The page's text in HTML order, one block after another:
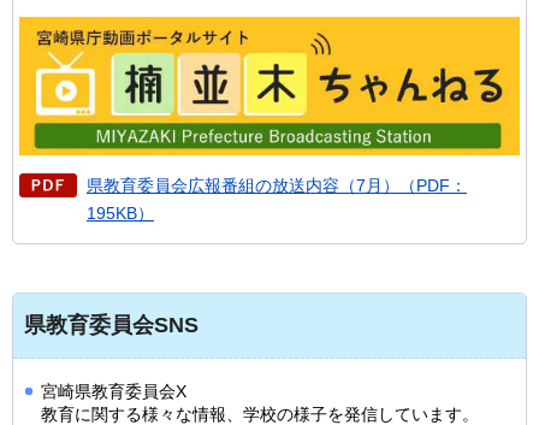
県教育委員会広報番組の放送内容（7月）（PDF：
195KB）
県教育委員会SNS
宮崎県教育委員会X
教育に関する様々な情報、学校の様子を発信しています。